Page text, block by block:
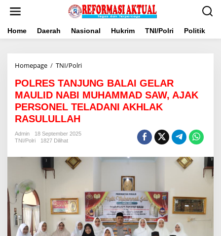
Home Daerah Nasional Hukrim TNI/Polri Politik
Homepage / TNI/PolriPOLRES
BALAI
GELAR
MAULID
NABI
AKHLAK
POLRES TANJUNG BALAI GELAR
MAULID NABI MUHAMMAD SAW, AJAK
PERSONEL TELADANI AKHLAK
RASULULLAH
Admin
18 September 2025
TNI/Polri
1827 Dilihat